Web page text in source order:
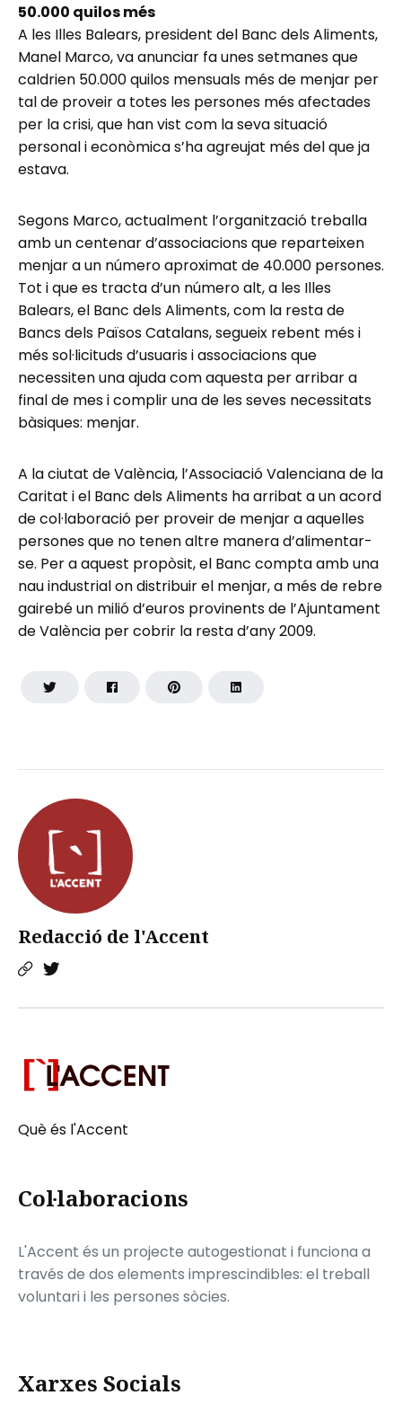
Redacció de l'Accent
50.000 quilos més
A les Illes Balears, president del Banc dels Aliments,
Manel Marco, va anunciar fa unes setmanes que
caldrien 50.000 quilos mensuals més de menjar per
tal de proveir a totes les persones més afectades
per la crisi, que han vist com la seva situació
personal i econòmica s’ha agreujat més del que ja
estava.
Segons Marco, actualment l’organització treballa
amb un centenar d’associacions que reparteixen
menjar a un número aproximat de 40.000 persones.
Tot i que es tracta d’un número alt, a les Illes
Balears, el Banc dels Aliments, com la resta de
Bancs dels Països Catalans, segueix rebent més i
més sol·licituds d’usuaris i associacions que
necessiten una ajuda com aquesta per arribar a
final de mes i complir una de les seves necessitats
bàsiques: menjar.
A la ciutat de València, l’Associació Valenciana de la
Caritat i el Banc dels Aliments ha arribat a un acord
de col·laboració per proveir de menjar a aquelles
persones que no tenen altre manera d’alimentar-
se. Per a aquest propòsit, el Banc compta amb una
nau industrial on distribuir el menjar, a més de rebre
gairebé un milió d’euros provinents de l’Ajuntament
de València per cobrir la resta d’any 2009.
Què és l'Accent
Col·laboracions
L'Accent és un projecte autogestionat i funciona a
través de dos elements imprescindibles: el treball
voluntari i les persones sòcies.
Xarxes Socials